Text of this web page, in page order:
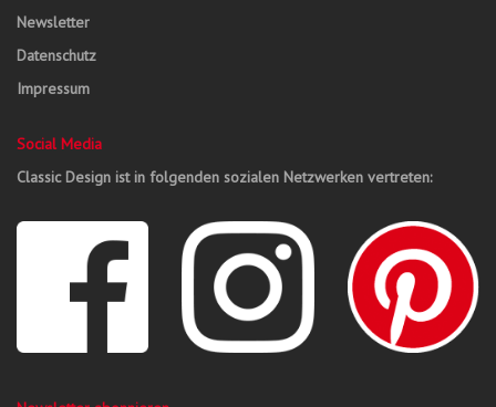
Newsletter
Datenschutz
Impressum
Social Media
Classic Design ist in folgenden sozialen Netzwerken vertreten: